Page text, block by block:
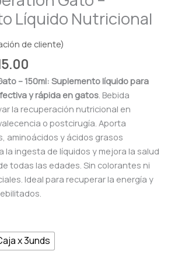
Líquido Nutricional
de cliente)
– 150ml: Suplemento líquido para
y rápida en gatos . Bebida
la recuperación nutricional en
o postcirugía. Aporta
aminoácidos y ácidos grasos
la ingesta de líquidos y mejora la salud
todas las edades. Sin colorantes ni
Ideal para recuperar la energía y
x 3unds